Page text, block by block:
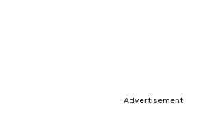
Advertisement